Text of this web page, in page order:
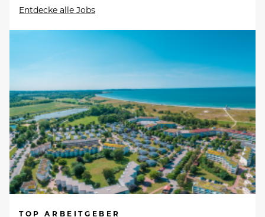
Entdecke alle Jobs
TOP ARBEITGEBER